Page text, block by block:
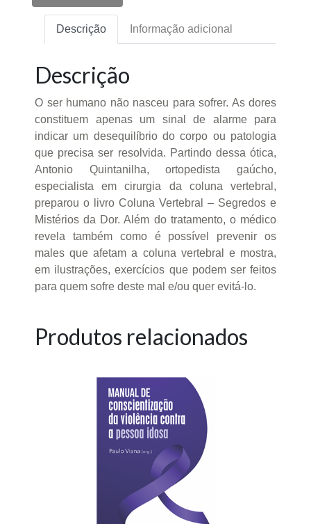
Descrição Informação adicional
Descrição
O ser humano não nasceu para sofrer. As dores
constituem apenas um sinal de alarme para
indicar um desequilíbrio do corpo ou patologia
que precisa ser resolvida. Partindo dessa ótica,
Antonio Quintanilha, ortopedista gaúcho,
especialista em cirurgia da coluna vertebral,
preparou o livro Coluna Vertebral – Segredos e
Mistérios da Dor. Além do tratamento, o médico
revela também como é possível prevenir os
males que afetam a coluna vertebral e mostra,
em ilustrações, exercícios que podem ser feitos
para quem sofre deste mal e/ou quer evitá-lo.
Produtos relacionados